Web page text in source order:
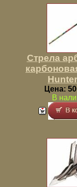
Cтрела
Цена:
В